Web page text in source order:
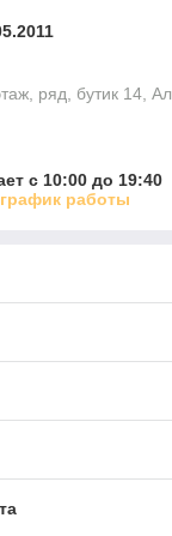
ряд, бутик 14,
с 10:00 до 19:40
работы